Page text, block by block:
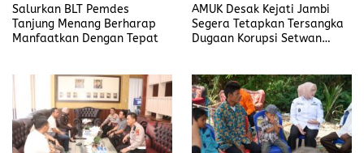
Salurkan BLT Pemdes
Tanjung Menang Berharap
Manfaatkan Dengan Tepat
AMUK Desak Kejati Jambi
Segera Tetapkan Tersangka
Dugaan Korupsi Setwan